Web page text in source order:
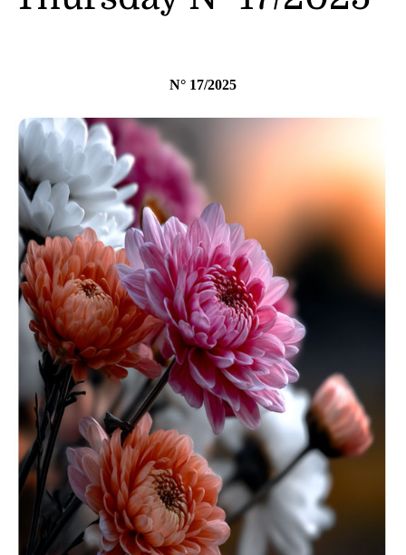
N° 17/2025